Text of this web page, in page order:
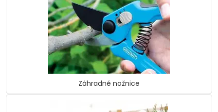
Záhradné nožnice